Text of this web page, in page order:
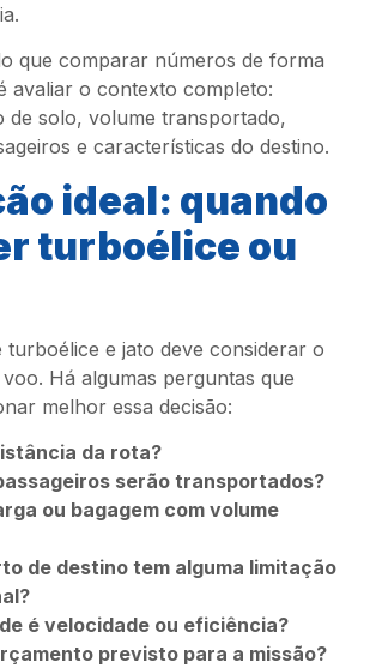
que comparar números de forma
avaliar o contexto completo:
de solo, volume transportado,
e características do destino.
ideal: quando
turboélice ou
turboélice e jato deve considerar o
Há algumas perguntas que
melhor essa decisão:
da rota?
serão transportados?
ou bagagem com volume
de destino tem alguma limitação
é velocidade ou eficiência?
previsto para a missão?